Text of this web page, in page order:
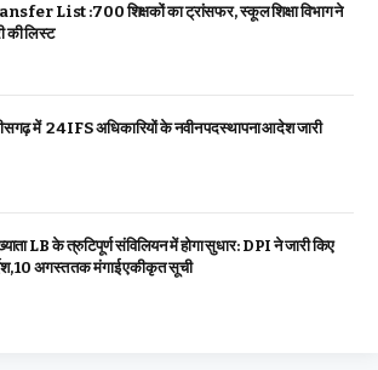
List :700 शिक्षकों का ट्रांसफर, स्कूल शिक्षा विभाग ने
की लिस्ट
में 24 IFS अधिकारियों के नवीन पदस्थापना आदेश जारी
LB के त्रुटिपूर्ण संविलियन में होगा सुधार: DPI ने जारी किए
10 अगस्त तक मंगाई एकीकृत सूची